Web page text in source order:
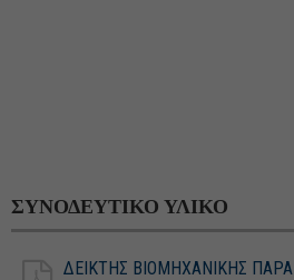
ΣΥΝΟΔΕΥΤΙΚΟ ΥΛΙΚΟ
ΔΕΙΚΤΗΣ ΒΙΟΜΗΧΑΝΙΚΗΣ